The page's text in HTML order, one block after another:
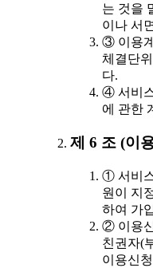
는 것을
이나 서
③ 이용
체결단
다.
④ 서비
에 관한
제 6 조 (이
① 서비
원이 지
하여 가
② 이용
친권자(
이용신